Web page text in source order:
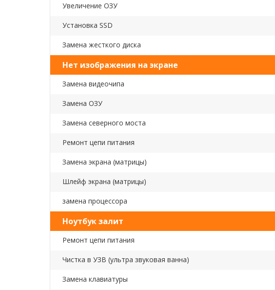
Увеличение ОЗУ
Установка SSD
Замена жесткого диска
Нет изображения на экране
Замена видеочипа
Замена ОЗУ
Замена северного моста
Ремонт цепи питания
Замена экрана (матрицы)
Шлейф экрана (матрицы)
замена процессора
Ноутбук залит
Ремонт цепи питания
Чистка в УЗВ (ультра звуковая ванна)
Замена клавиатуры